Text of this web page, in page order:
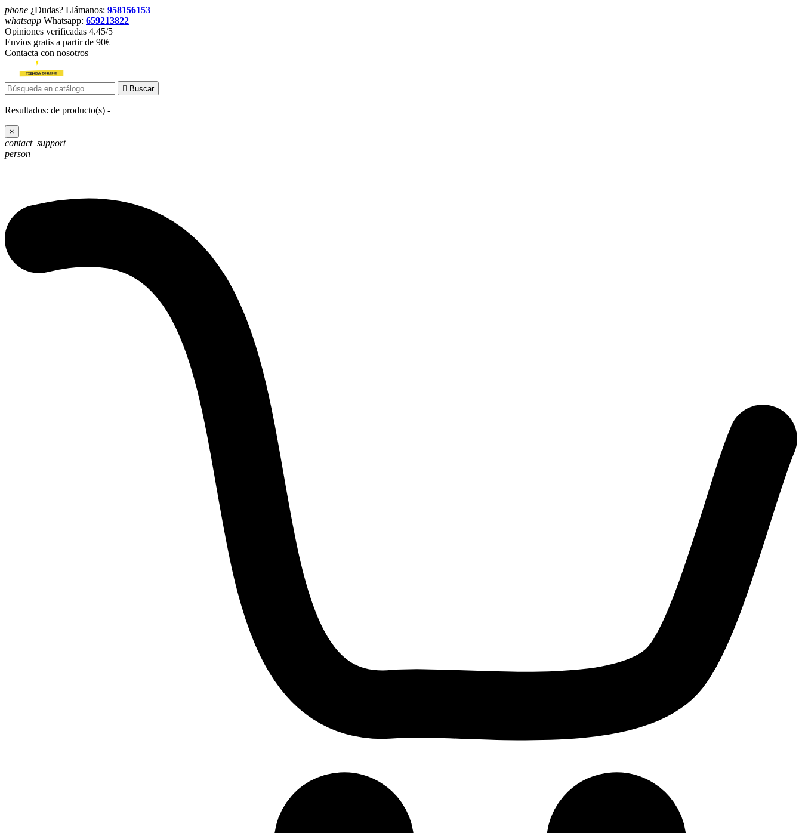
phone ¿Dudas? Llámanos: 958156153
whatsapp Whatsapp: 659213822
Opiniones verificadas 4.45/5
Envios gratis a partir de 90€
Contacta con nosotros
 Buscar
Resultados: de producto(s) -
×
contact_support
person